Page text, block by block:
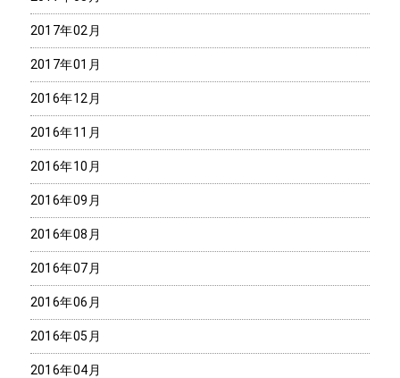
2017年02月
2017年01月
2016年12月
2016年11月
2016年10月
2016年09月
2016年08月
2016年07月
2016年06月
2016年05月
2016年04月